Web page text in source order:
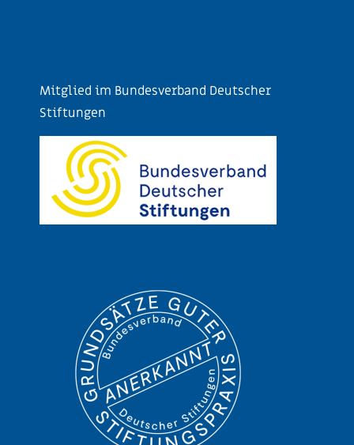
Mitglied im Bundesverband Deutscher
Stiftungen